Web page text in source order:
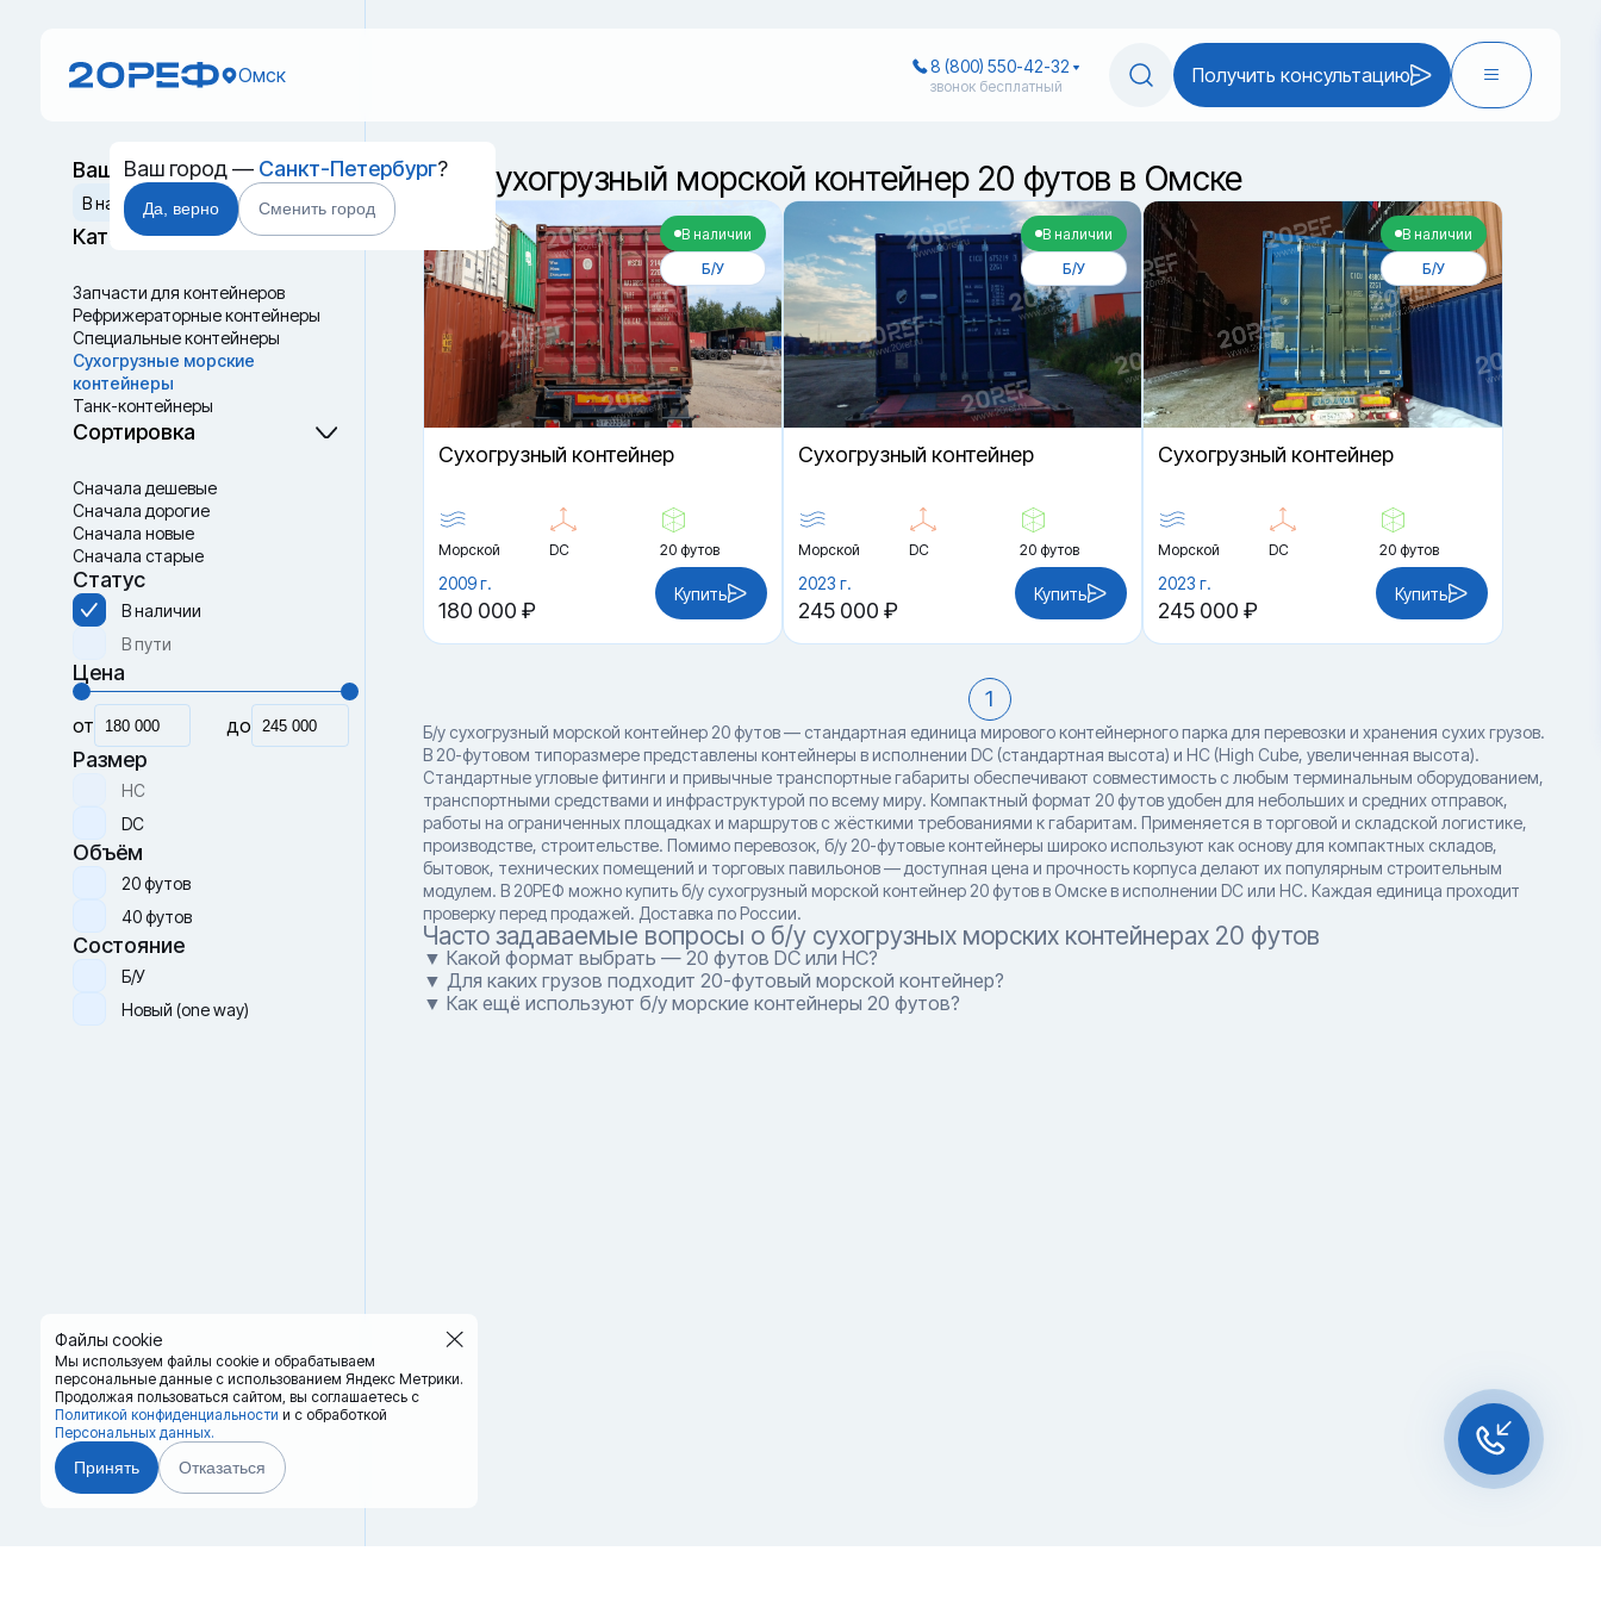
Омск
Ваш город — Санкт-Петербург?
Да, верно Сменить город
8 (800) 550-42-32
звонок бесплатный Получить консультацию
Файлы cookie
Мы используем файлы cookie и обрабатываем
персональные данные с использованием Яндекс Метрики.
Продолжая пользоваться сайтом, вы соглашаетесь с
Политикой конфиденциальности и с обработкой
Персональных данных.
Принять Отказаться
Ваш выбор
Сбросить
В наличии
Категории
Запчасти для контейнеров
Рефрижераторные контейнеры
Специальные контейнеры
Cухогрузные морские
контейнеры
Танк-контейнеры
Термоконтейнеры
Сортировка
Сначала дешевые
Сначала дорогие
Сначала новые
Сначала старые
Статус
В наличии
В пути
Цена
от до
Размер
HC
DC
Объём
20 футов
40 футов
Состояние
Б/У
Новый (one way)
Б/у сухогрузный морской контейнер 20 футов в Омске
В наличии
Б/У
Cухогрузный контейнер
Морской DC 20 футов
2009 г.
180 000 ₽
Купить
В наличии
Б/У
Cухогрузный контейнер
Морской DC 20 футов
2023 г.
245 000 ₽
Купить
В наличии
Б/У
Cухогрузный контейнер
Морской DC 20 футов
2023 г.
245 000 ₽
Купить
1
Б/у сухогрузный морской контейнер 20 футов — стандартная единица мирового контейнерного парка для перевозки и хранения сухих грузов.
В 20-футовом типоразмере представлены контейнеры в исполнении DC (стандартная высота) и HC (High Cube, увеличенная высота).
Стандартные угловые фитинги и привычные транспортные габариты обеспечивают совместимость с любым терминальным оборудованием,
транспортными средствами и инфраструктурой по всему миру. Компактный формат 20 футов удобен для небольших и средних отправок,
работы на ограниченных площадках и маршрутов с жёсткими требованиями к габаритам. Применяется в торговой и складской логистике,
производстве, строительстве. Помимо перевозок, б/у 20-футовые контейнеры широко используют как основу для компактных складов,
бытовок, технических помещений и торговых павильонов — доступная цена и прочность корпуса делают их популярным строительным
модулем. В 20РЕФ можно купить б/у сухогрузный морской контейнер 20 футов в Омске в исполнении DC или HC. Каждая единица проходит
проверку перед продажей. Доставка по России.
Часто задаваемые вопросы о б/у сухогрузных морских контейнерах 20 футов
▼ Какой формат выбрать — 20 футов DC или HC?
▼ Для каких грузов подходит 20-футовый морской контейнер?
▼ Как ещё используют б/у морские контейнеры 20 футов?